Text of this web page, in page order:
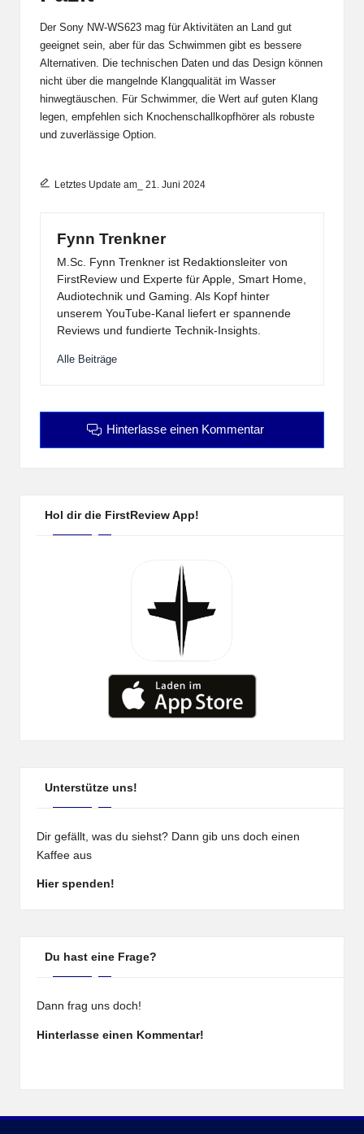
Der Sony NW-WS623 mag für Aktivitäten an Land gut
geeignet sein, aber für das Schwimmen gibt es bessere
Alternativen. Die technischen Daten und das Design können
nicht über die mangelnde Klangqualität im Wasser
hinwegtäuschen. Für Schwimmer, die Wert auf guten Klang
legen, empfehlen sich Knochenschallkopfhörer als robuste
und zuverlässige Option.
Letztes Update am_ 21. Juni 2024
Fynn Trenkner
M.Sc. Fynn Trenkner ist Redaktionsleiter von
FirstReview und Experte für Apple, Smart Home,
Audiotechnik und Gaming. Als Kopf hinter
unserem YouTube-Kanal liefert er spannende
Reviews und fundierte Technik-Insights.
Alle Beiträge
Hinterlasse einen Kommentar
Hol dir die FirstReview App!
Unterstütze uns!
Dir gefällt, was du siehst? Dann gib uns doch einen
Kaffee aus
Hier spenden!
Du hast eine Frage?
Dann frag uns doch!
Hinterlasse einen Kommentar!